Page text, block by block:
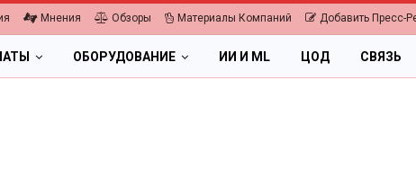
Мнения Обзоры Материалы Компаний Добавить Пресс-
ОБОРУДОВАНИЕ ИИ И ML ЦОД СВЯЗЬ